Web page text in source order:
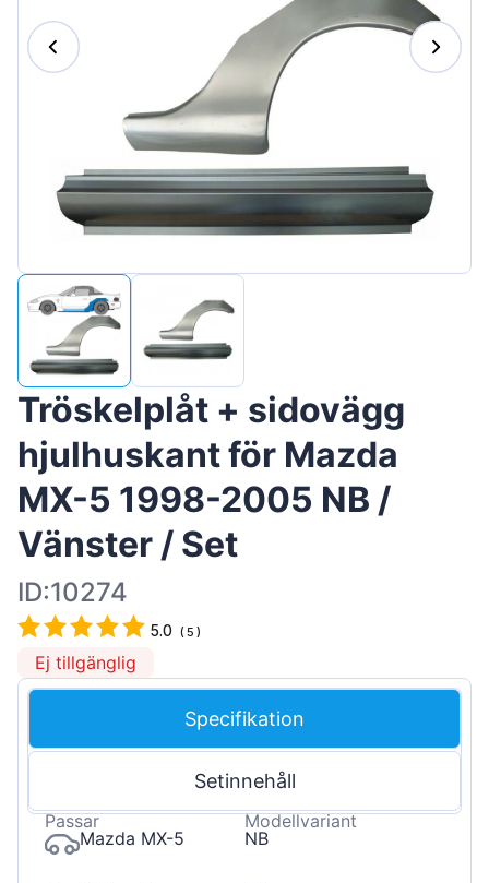
Magyar
Lietuvių
Hrvatski
Português
Slovenian
Latvian
Slovenčina
Tröskelplåt + sidovägg
hjulhuskant för Mazda
MX-5 1998-2005 NB /
Vänster / Set
ID:10274
5.0 (5 )
Ej tillgänglig
Specifikation
Setinnehåll
Passar
Mazda MX-5
Modellvariant
NB